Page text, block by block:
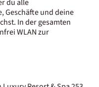
du alle
Geschäfte und deine
In der gesamten
WLAN zur